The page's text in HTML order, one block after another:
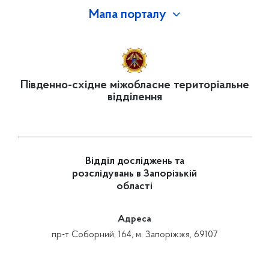
Мапа порталу
Південно-східне міжобласне територіальне
відділення
Відділ досліджень та
розслідувань в Запорізькій
області
Адреса
пр-т Соборний, 164, м. Запоріжжя, 69107